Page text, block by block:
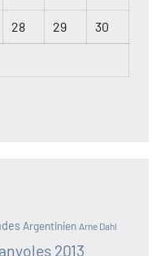
28 29 30
Argentinien Arne Dahl
2013